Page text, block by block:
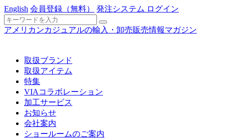
English 会員登録 （無料） 発注システム ログイン
アメリカンカジュアルの輸入・卸売販売情報マガジン
取扱ブランド
取扱アイテム
特集
VIAコラボレーション
加工サービス
お知らせ
会社案内
ショールームのご案内